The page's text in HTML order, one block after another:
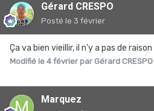
utilise parfois par distraction ou
et précipitation.
Un peu plus de cent bornes avec
pour l'instant, fonctionne bien.
longévité est au rendez-vous.
Gérard CRESPO
Posté le 3 février
Ça va bien vieillir, il n'y a pas de
Modifié le 4 février par Gérard CRESPO
Marquez